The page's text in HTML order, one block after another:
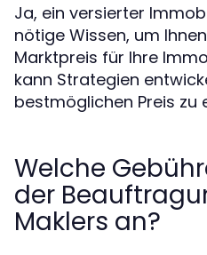
Ja, ein versierter
nötige Wissen, um
Marktpreis für Ihre
kann Strategien
bestmöglichen Preis zu
Welche
der
Maklers an?